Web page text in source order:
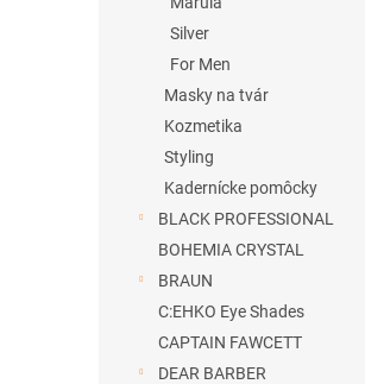
Silver
For Men
Masky na tvár
Kozmetika
Styling
Kadernícke pomôcky
BLACK PROFESSIONAL
BOHEMIA CRYSTAL
BRAUN
C:EHKO Eye Shades
CAPTAIN FAWCETT
DEAR BARBER